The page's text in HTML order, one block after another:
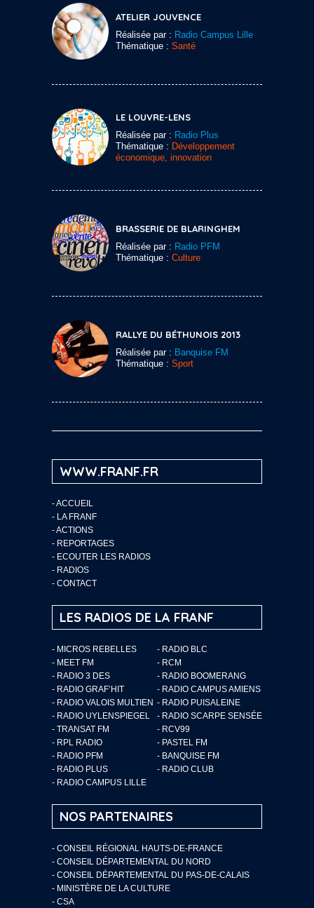
ATELIER JOUVENCE
Réalisée par : Radio Campus Lille
Thématique : Santé
LE LOUVRE-LENS
Réalisée par : Radio Plus
Thématique : Développement
économique, innovation
BRASSERIE DE BLARINGHEM
Réalisée par : Radio PFM
Thématique : Culture
RALLYE DU BÉTHUNOIS 2013
Réalisée par : Banquise FM
Thématique : Sport
WWW.FRANF.FR
-ACCUEIL
- LA FRANF
-ACTIONS
- REPORTAGES
- ECOUTER LES RADIOS
- RADIOS
- CONTACT
LES RADIOS DE LA FRANF
- MICROS REBELLES
- RADIO BLC
- MEET FM
- RCM
- RADIO 3 DES
- RADIO BOOMERANG
- RADIO GRAF’HIT
- RADIO CAMPUS AMIENS
- RADIO VALOIS MULTIEN - RADIO PUISALEINE
- RADIO UYLENSPIEGEL
- RADIO SCARPE SENSÉE
- TRANSAT FM
- RCV99
- RPL RADIO
- PASTEL FM
- RADIO PFM
- BANQUISE FM
- RADIO PLUS
- RADIO CLUB
- RADIO CAMPUS LILLE
NOS PARTENAIRES
- CONSEIL RÉGIONAL HAUTS-DE-FRANCE
- CONSEIL DÉPARTEMENTAL DU NORD
- CONSEIL DÉPARTEMENTAL DU PAS-DE-CALAIS
- MINISTÈRE DE LA CULTURE
- CSA